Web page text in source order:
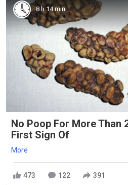
8 h 14 min
No Poop For More Than
First Sign Of
More
473 122 391